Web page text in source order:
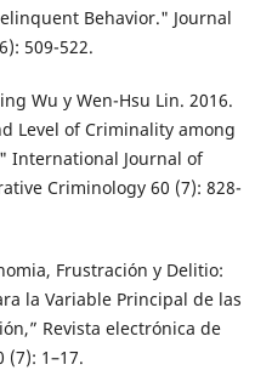
Behavior." Journal
509-522.
Wu y Wen-Hsu Lin. 2016.
Level of Criminality among
International Journal of
Criminology 60 (7): 828-
Frustración y Delitio:
la Variable Principal de las
Revista electrónica de
1–17.